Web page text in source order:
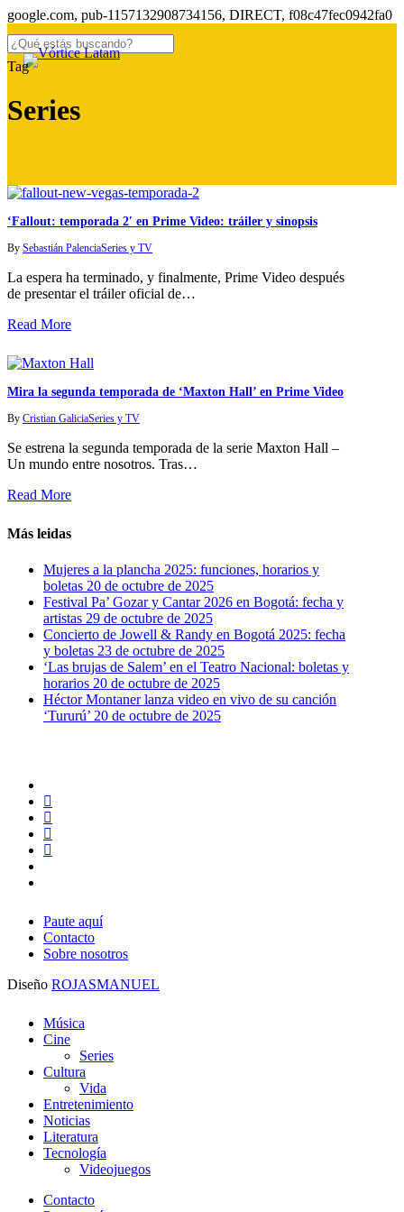
google.com, pub-1157132908734156, DIRECT, f08c47fec0942fa0
Close
Search
Tag
Series
‘Fallout: temporada 2′ en Prime Video: tráiler y sinopsis
By Sebastián PalenciaSeries y TV
La espera ha terminado, y finalmente, Prime Video después
de presentar el tráiler oficial de…
Read More
Mira la segunda temporada de ‘Maxton Hall’ en Prime Video
By Cristian GaliciaSeries y TV
Se estrena la segunda temporada de la serie Maxton Hall –
Un mundo entre nosotros. Tras…
Read More
Más leidas
Mujeres a la plancha 2025: funciones, horarios y
boletas 20 de octubre de 2025
Festival Pa’ Gozar y Cantar 2026 en Bogotá: fecha y
artistas 29 de octubre de 2025
Concierto de Jowell & Randy en Bogotá 2025: fecha
y boletas 23 de octubre de 2025
‘Las brujas de Salem’ en el Teatro Nacional: boletas y
horarios 20 de octubre de 2025
Héctor Montaner lanza video en vivo de su canción
‘Tururú’ 20 de octubre de 2025
twitter
facebook
youtube
instagram
whatsapp
Paute aquí
Contacto
Sobre nosotros
Diseño ROJASMANUEL
Close
Menu
Música
Cine
Series
Cultura
Vida
Entretenimiento
Noticias
Literatura
Tecnología
Videojuegos
Contacto